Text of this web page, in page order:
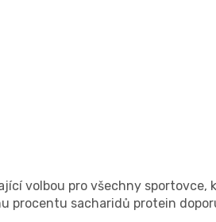
volbou pro všechny
procentu sacharidů protein